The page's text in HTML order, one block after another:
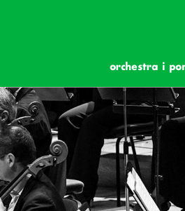
orchestra i